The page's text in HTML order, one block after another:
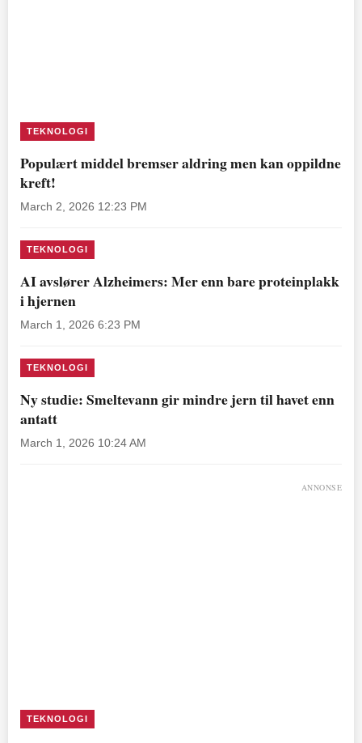
TEKNOLOGI
Populært middel bremser aldring men kan oppildne
kreft!
March 2, 2026 12:23 PM
TEKNOLOGI
AI avslører Alzheimers: Mer enn bare proteinplakk
i hjernen
March 1, 2026 6:23 PM
TEKNOLOGI
Ny studie: Smeltevann gir mindre jern til havet enn
antatt
March 1, 2026 10:24 AM
ANNONSE
TEKNOLOGI